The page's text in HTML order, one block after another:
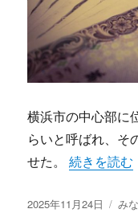
横浜市の中心部に
らいと呼ばれ、そ
せた。“みなとみ
続きを読む
投
2025年11月24日
カ
み